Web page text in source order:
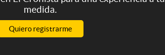
medida.
Quiero registrarme